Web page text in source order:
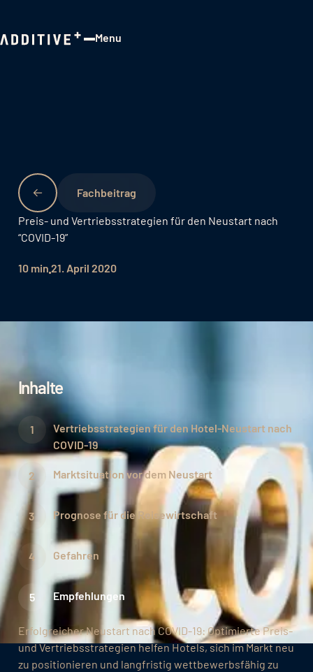
Menu
Fachbeitrag
Preis- und Vertriebsstrategien für den Neustart nach
“COVID-19”
10 min 21. April 2020
Erfolgreicher Neustart nach COVID-19: Optimierte Preis-
und Vertriebsstrategien helfen Hotels, sich im Markt neu
zu positionieren und langfristig wettbewerbsfähig zu
Inhalte
Vertriebsstrategien für den Hotel-Neustart nach
COVID-19
Marktsituation vor dem Neustart
Prognose für die Reisewirtschaft
Gefahren
Empfehlungen